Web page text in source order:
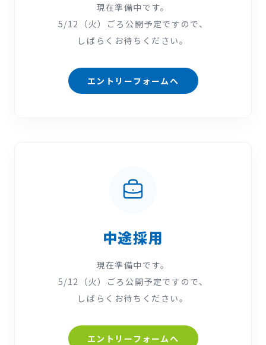
現在準備中です。
5/12（火）ごろ公開予定ですので、
しばらくお待ちください。
エントリーフォームへ
中途採用
現在準備中です。
5/12（火）ごろ公開予定ですので、
しばらくお待ちください。
エントリーフォームへ